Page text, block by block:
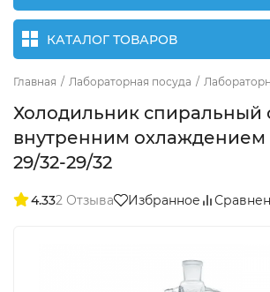
КАТАЛОГ ТОВАРОВ
Главная / Лабораторная посуда /
Холодильник спиральный
внутренним охлаждением
29/32-29/32
4.332 Отзыва Избранное